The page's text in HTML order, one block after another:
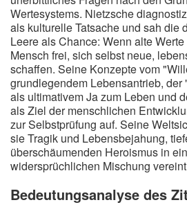
Wertesystems. Nietzsche
als kulturelle Tatsache und sah die
Leere als Chance: Wenn alte
Mensch frei, sich selbst neue,
schaffen. Seine Konzepte vom
grundlegendem Lebensantrieb,
als ultimativem Ja zum Leben und
als Ziel der menschlichen
zur Selbstprüfung auf. Seine
sie Tragik und Lebensbejahung,
überschäumenden Heroismus in
widersprüchlichen Mischung
Bedeutungsanalyse des